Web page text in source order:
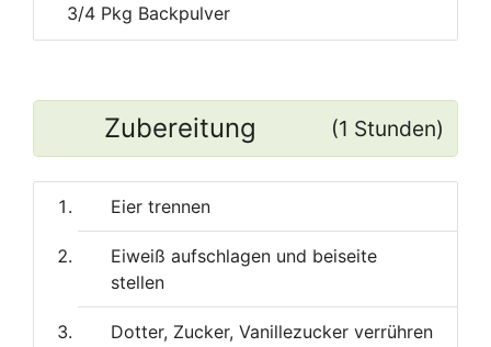
3/4 Pkg Backpulver
Zubereitung (1 Stunden)
Eier trennen
Eiweiß aufschlagen und beiseite
stellen
Dotter, Zucker, Vanillezucker verrühren